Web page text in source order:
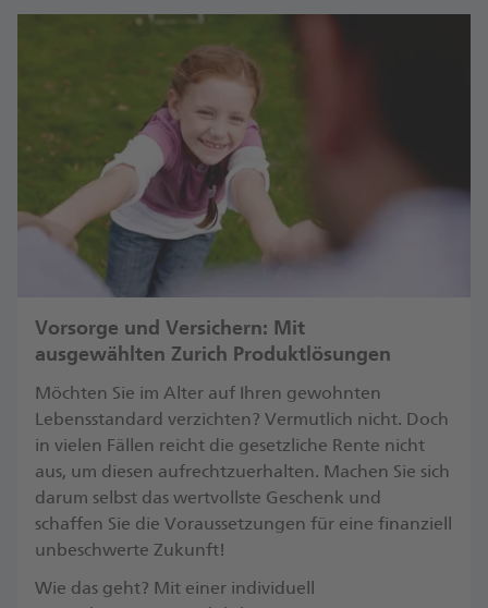
Vorsorge und Versichern: Mit
ausgewählten Zurich Produktlösungen
Möchten Sie im Alter auf Ihren gewohnten
Lebensstandard verzichten? Vermutlich nicht. Doch
in vielen Fällen reicht die gesetzliche Rente nicht
aus, um diesen aufrechtzuerhalten. Machen Sie sich
darum selbst das wertvollste Geschenk und
schaffen Sie die Voraussetzungen für eine finanziell
unbeschwerte Zukunft!
​Wie das geht? Mit einer individuell